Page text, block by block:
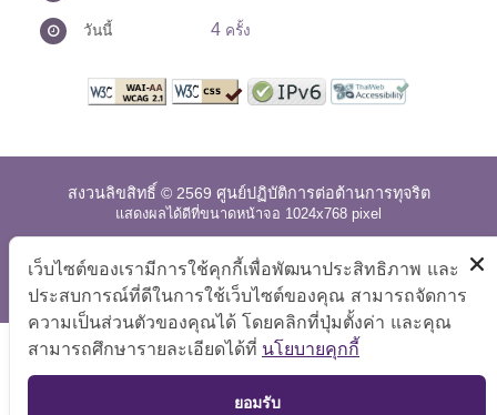
วันนี้ 4 ครั้ง
สงวนลิขสิทธิ์ © 2569 ศูนย์ปฏิบัติการต่อต้านการทุจริต
แสดงผลได้ดีที่ขนาดหน้าจอ 1024x768 pixel
แผนผังเว็บไซต์ คำถามที่พบบ่อย นโยบายเว็บไซต์
|
การปฏิเสธความรับผิด
TOP
เว็บไซต์ของเรามีการใช้คุกกี้เพื่อพัฒนาประสิทธิภาพ และ
ประสบการณ์ที่ดีในการใช้เว็บไซต์ของคุณ สามารถจัดการ
ความเป็นส่วนตัวของคุณได้ โดยคลิกที่ปุ่มตั้งค่า และคุณ
สามารถศึกษารายละเอียดได้ที่ นโยบายคุกกี้
ยอมรับ